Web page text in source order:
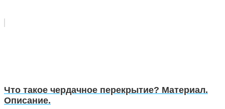
Что такое чердачное перекрытие? Материал.
Описание.